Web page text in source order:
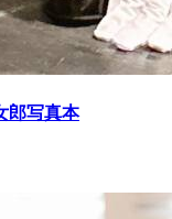
郎写真本